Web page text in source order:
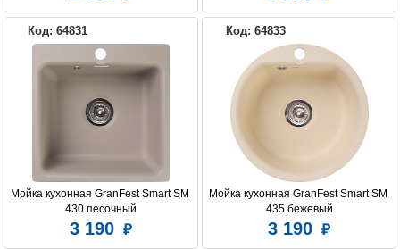
ZORG
Код: 64831
Мойка кухонная GranFest Smart SM
430 песочный
3 190
Код: 64833
Мойка кухонная GranFest Smart SM
435 бежевый
3 190